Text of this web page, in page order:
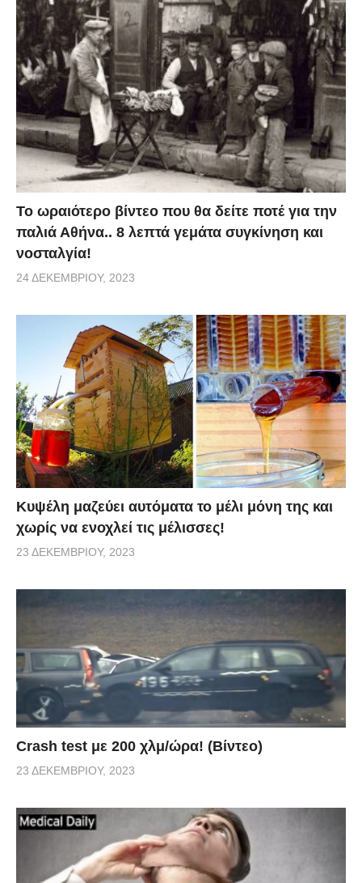
Το ωραιότερο βίντεο που θα δείτε ποτέ για την
παλιά Αθήνα.. 8 λεπτά γεμάτα συγκίνηση και
νοσταλγία!
24 ΔΕΚΕΜΒΡΊΟΥ, 2023
Κυψέλη μαζεύει αυτόματα το μέλι μόνη της και
χωρίς να ενοχλεί τις μέλισσες!
23 ΔΕΚΕΜΒΡΊΟΥ, 2023
Crash test με 200 χλμ/ώρα! (Βίντεο)
23 ΔΕΚΕΜΒΡΊΟΥ, 2023